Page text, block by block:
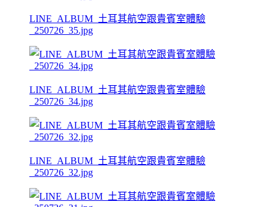
LINE_ALBUM_土耳其航空跟貴賓室體驗
_250726_35.jpg
LINE_ALBUM_土耳其航空跟貴賓室體驗
_250726_34.jpg
LINE_ALBUM_土耳其航空跟貴賓室體驗
_250726_32.jpg